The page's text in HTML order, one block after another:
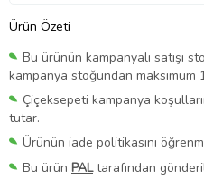
Ürün Özeti
Bu ürünün kampanyalı satışı
kampanya stoğundan maksimum
Çiçeksepeti kampanya
tutar.
Ürünün iade politikasını
Bu ürün PALtarafından